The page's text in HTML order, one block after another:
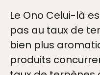
Le Ono Celui-là
pas au taux de
bien plus
produits